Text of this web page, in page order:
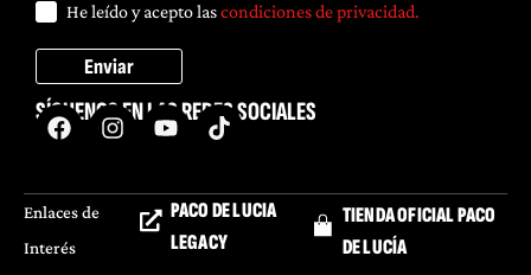
He leído y acepto lascondiciones de privacidad.
Enviar
SÍGUENOS EN LAS REDES SOCIALES
Enlaces de
Interés
PACO DE LUCIA
LEGACY
TIENDA OFICIAL PACO
DE LUCÍA